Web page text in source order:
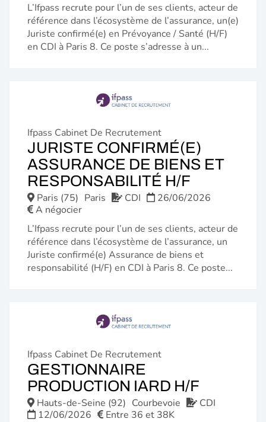
L’Ifpass recrute pour l’un de ses clients, acteur de
référence dans l’écosystème de l’assurance, un(e)
Juriste confirmé(e) en Prévoyance / Santé (H/F)
en CDI à Paris 8. Ce poste s’adresse à un...
Ifpass Cabinet De Recrutement
JURISTE CONFIRMÉ(E)
ASSURANCE DE BIENS ET
RESPONSABILITÉ H/F
Paris (75) Paris CDI
26/06/2026
A négocier
L’Ifpass recrute pour l’un de ses clients, acteur de
référence dans l’écosystème de l’assurance, un
Juriste confirmé(e) Assurance de biens et
responsabilité (H/F) en CDI à Paris 8. Ce poste...
Ifpass Cabinet De Recrutement
GESTIONNAIRE
PRODUCTION IARD H/F
Hauts-de-Seine (92) Courbevoie
CDI
12/06/2026
Entre 36 et 38K